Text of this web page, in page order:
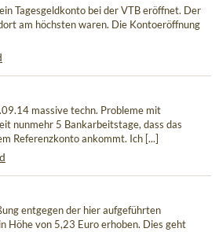
Tagesgeldkonto bei der VTB eröffnet. Der
am höchsten waren. Die Kontoeröffnung
massive techn. Probleme mit
nunmehr 5 Bankarbeitstage, dass das
Referenzkonto ankommt. Ich [...]
entgegen der hier aufgeführten
Höhe von 5,23 Euro erhoben. Dies geht